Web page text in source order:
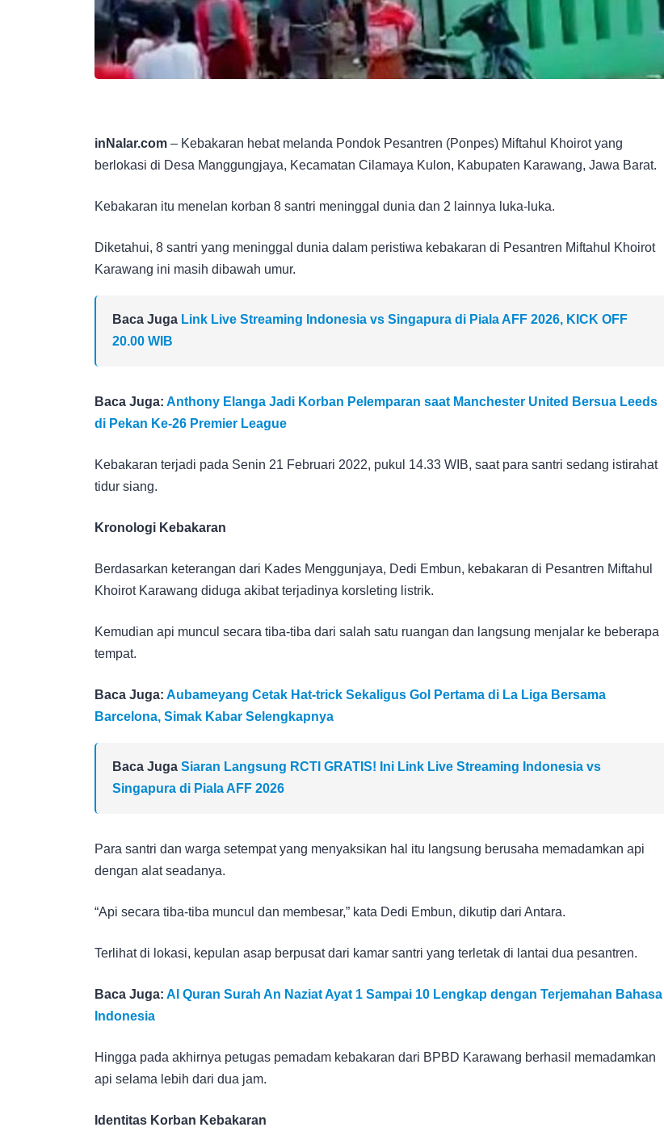
inNalar.com – Kebakaran hebat melanda Pondok Pesantren (Ponpes) Miftahul Khoirot yang
berlokasi di Desa Manggungjaya, Kecamatan Cilamaya Kulon, Kabupaten Karawang, Jawa Barat.
Kebakaran itu menelan korban 8 santri meninggal dunia dan 2 lainnya luka-luka.
Diketahui, 8 santri yang meninggal dunia dalam peristiwa kebakaran di Pesantren Miftahul Khoirot
Karawang ini masih dibawah umur.
Baca Juga Link Live Streaming Indonesia vs Singapura di Piala AFF 2026, KICK OFF
20.00 WIB
Baca Juga: Anthony Elanga Jadi Korban Pelemparan saat Manchester United Bersua Leeds
di Pekan Ke-26 Premier League
Kebakaran terjadi pada Senin 21 Februari 2022, pukul 14.33 WIB, saat para santri sedang istirahat
tidur siang.
Kronologi Kebakaran
Berdasarkan keterangan dari Kades Menggunjaya, Dedi Embun, kebakaran di Pesantren Miftahul
Khoirot Karawang diduga akibat terjadinya korsleting listrik.
Kemudian api muncul secara tiba-tiba dari salah satu ruangan dan langsung menjalar ke beberapa
tempat.
Baca Juga: Aubameyang Cetak Hat-trick Sekaligus Gol Pertama di La Liga Bersama
Barcelona, Simak Kabar Selengkapnya
Baca Juga Siaran Langsung RCTI GRATIS! Ini Link Live Streaming Indonesia vs
Singapura di Piala AFF 2026
Para santri dan warga setempat yang menyaksikan hal itu langsung berusaha memadamkan api
dengan alat seadanya.
“Api secara tiba-tiba muncul dan membesar,” kata Dedi Embun, dikutip dari Antara.
Terlihat di lokasi, kepulan asap berpusat dari kamar santri yang terletak di lantai dua pesantren.
Baca Juga: Al Quran Surah An Naziat Ayat 1 Sampai 10 Lengkap dengan Terjemahan Bahasa
Indonesia
Hingga pada akhirnya petugas pemadam kebakaran dari BPBD Karawang berhasil memadamkan
api selama lebih dari dua jam.
Identitas Korban Kebakaran